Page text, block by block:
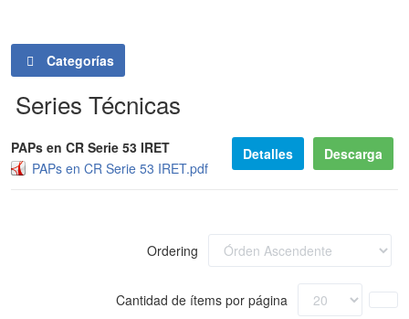
Categorías
Series Técnicas
PAPs en CR Serie 53 IRET
PAPs en CR Serie 53 IRET.pdf
Descarga
Detalles
Ordering
Cantidad de ítems por página